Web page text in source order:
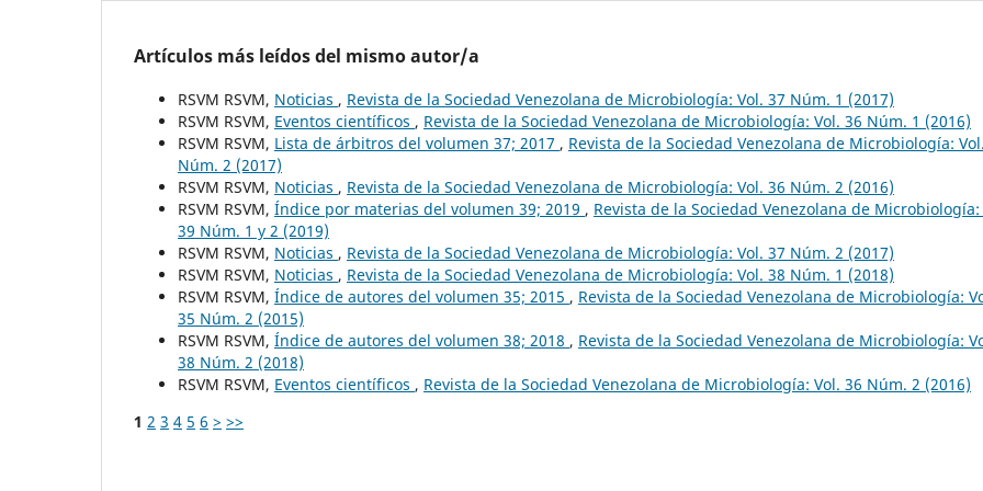
Artículos más leídos del mismo autor/a
RSVM RSVM, Noticias , Revista de la Sociedad Venezolana de Microbiología: Vol. 37 Núm. 1 (2017)
RSVM RSVM, Eventos científicos , Revista de la Sociedad Venezolana de Microbiología: Vol. 36 Núm. 1 (2016)
RSVM RSVM, Lista de árbitros del volumen 37; 2017 , Revista de la Sociedad Venezolana de Microbiología:
Núm. 2 (2017)
RSVM RSVM, Noticias , Revista de la Sociedad Venezolana de Microbiología: Vol. 36 Núm. 2 (2016)
RSVM RSVM, Índice por materias del volumen 39; 2019 , Revista de la Sociedad Venezolana de Microbiología:
39 Núm. 1 y 2 (2019)
RSVM RSVM, Noticias , Revista de la Sociedad Venezolana de Microbiología: Vol. 37 Núm. 2 (2017)
RSVM RSVM, Noticias , Revista de la Sociedad Venezolana de Microbiología: Vol. 38 Núm. 1 (2018)
RSVM RSVM, Índice de autores del volumen 35; 2015 , Revista de la Sociedad Venezolana de Microbiología:
35 Núm. 2 (2015)
RSVM RSVM, Índice de autores del volumen 38; 2018 , Revista de la Sociedad Venezolana de Microbiología:
38 Núm. 2 (2018)
RSVM RSVM, Eventos científicos , Revista de la Sociedad Venezolana de Microbiología: Vol. 36 Núm. 2 (2016)
1 2 3 4 5 6 > >>